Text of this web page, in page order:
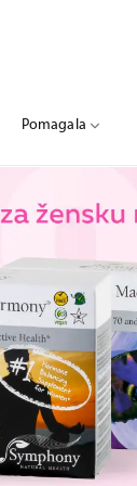
Pomagala